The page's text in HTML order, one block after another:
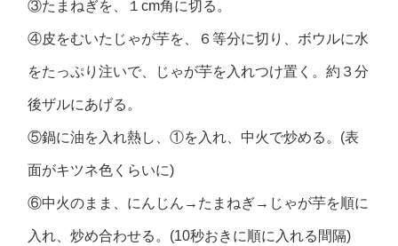
③たまねぎを、１cm角に切る。
④皮をむいたじゃが芋を、６等分に切り、ボウルに水
をたっぷり注いで、じゃが芋を入れつけ置く。約３分
後ザルにあげる。
⑤鍋に油を入れ熱し、①を入れ、中火で炒める。(表
面がキツネ色くらいに)
⑥中火のまま、にんじん→たまねぎ→じゃが芋を順に
入れ、炒め合わせる。(10秒おきに順に入れる間隔)